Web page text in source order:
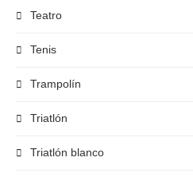
Teatro
Tenis
Trampolín
Triatlón
Triatlón blanco